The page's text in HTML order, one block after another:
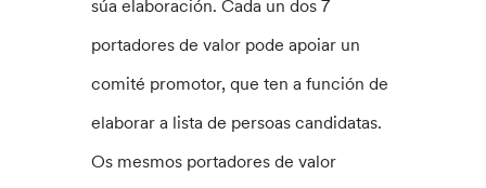
súa elaboración. Cada un dos 7
portadores de valor pode apoiar un
comité promotor, que ten a función de
elaborar a lista de persoas candidatas.
Os mesmos portadores de valor